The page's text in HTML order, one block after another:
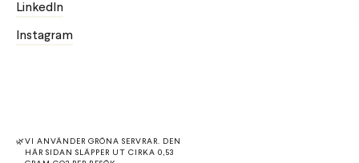
LinkedIn
Instagram
🌿VI ANVÄNDER GRÖNA SERVRAR.
DEN
HÄR SIDAN SLÄPPER UT CIRKA 0,53